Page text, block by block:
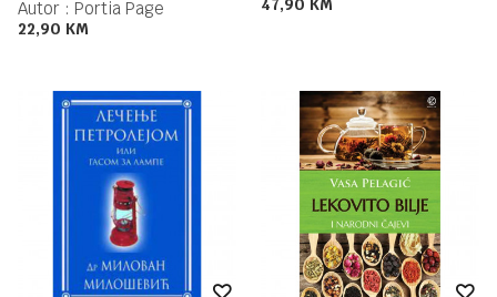
Autor : Portia Page
22,90 KM
47,90 KM